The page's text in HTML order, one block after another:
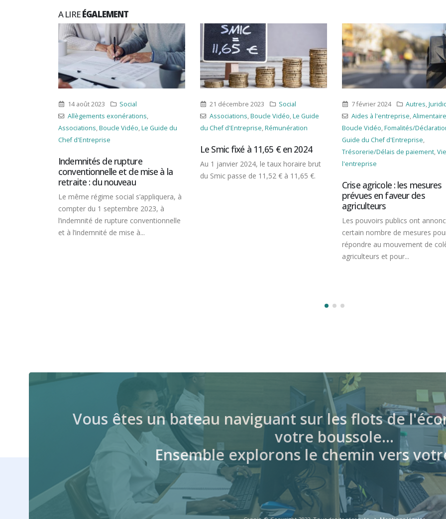
A LIREÉGALEMENT
21 décembre 2023
Associations ,Boucle Vidéo,
du Chef d'Entreprise ,Rémunération
Au 1 janvier 2024, le taux horaire brut
du Smic passe de 11,52 € à 11,65 €.
7 février 2024 Autres,Juridique
Aides à l'entreprise, Alimentaire,
Boucle Vidéo,Fomalités/Déclarations
Trésorerie/Délais de paiement ,Vie de
l'entreprise
10 avril 2024 Autres,Social
Associations,Boucle Vidéo,
Jurisprudence,Le Guide du Chef
d'Entreprise,Rupture de contrat
Faute grave : ne tardez pas
licencier !
L’employeur qui entend licencier
salarié pour faute grave doit
procédure dans un délai restreint
compter de...
Vous êtes un bateau naviguant sur les flots de
votre boussole…
Ensemble explorons le chemin vers